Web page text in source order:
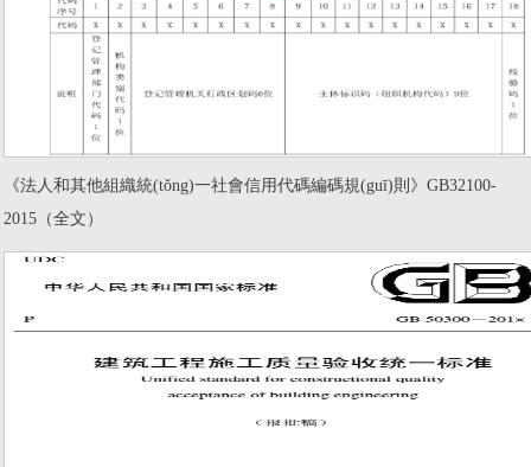
《法人和其他組織統(tǒng)一社會信用代碼編碼規(guī)則》GB32100-
2015（全文）